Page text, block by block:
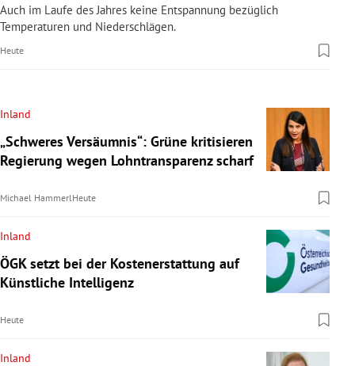
Auch im Laufe des Jahres keine Entspannung bezüglich
Temperaturen und Niederschlägen.
Heute
Inland
„Schweres Versäumnis“: Grüne kritisieren
Regierung wegen Lohntransparenz scharf
Michael HammerlHeute
Inland
ÖGK setzt bei der Kostenerstattung auf
Künstliche Intelligenz
Heute
Inland